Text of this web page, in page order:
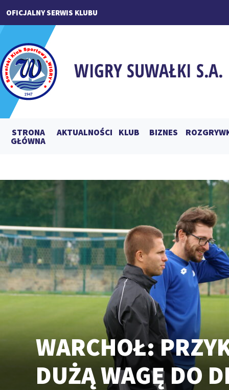
OFICJALNY SERWIS KLUBU
STRONA
GŁÓWNA
AKTUALNOŚCI KLUB BIZNES
WARCHOŁ:
DUŻĄ WAGĘ DO